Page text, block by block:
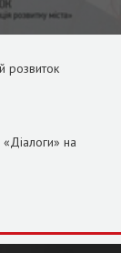
розвиток
на